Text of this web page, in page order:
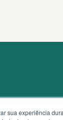
sua experiência